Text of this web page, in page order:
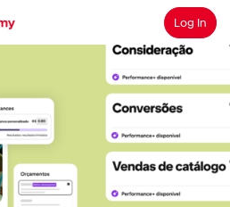
SearchLog In